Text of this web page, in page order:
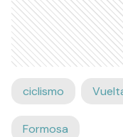
ciclismo
Formosa